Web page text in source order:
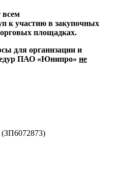
к участию в закупочных
площадках.
для организации и
ПАО «Юнипро» не
(ЗП6072873)